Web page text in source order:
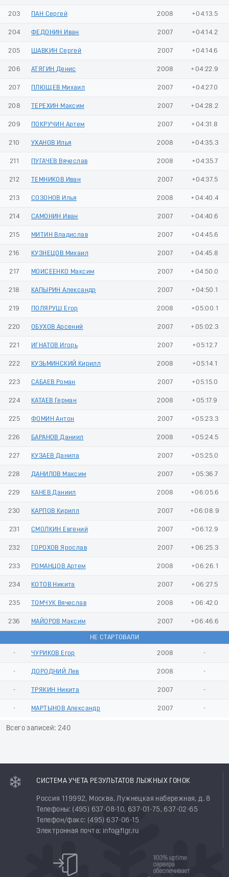
203 ПАН Сергей 2008 +04:13.5
204 ФЕДОНИН Иван 2007 +04:14.2
205 ШАВКИН Сергей 2007 +04:14.6
206 АТЯГИН Денис 2008 +04:22.9
207 ПЛЮЩЕВ Михаил 2007 +04:27.0
208 ТЕРЕХИН Максим 2007 +04:28.2
209 ПОКРУЧИН Артем 2007 +04:31.8
210 УХАНОВ Илья 2008 +04:35.3
211 ПУГАЧЕВ Вячеслав 2008 +04:35.7
212 ТЕМНИКОВ Иван 2007 +04:37.5
213 СОЗОНОВ Илья 2008 +04:40.4
214 САМОНИН Иван 2007 +04:40.6
215 МИТИН Владислав 2007 +04:45.6
216 КУЗНЕЦОВ Михаил 2007 +04:45.8
217 МОИСЕЕНКО Максим 2007 +04:50.0
218 КАПЫРИН Александр 2007 +04:50.1
219 ПОЛЯРУШ Егор 2008 +05:00.1
220 ОБУХОВ Арсений 2007 +05:02.3
221 ИГНАТОВ Игорь 2007 +05:12.7
222 КУЗЬМИНСКИЙ Кирилл 2008 +05:14.1
223 САБАЕВ Роман 2007 +05:15.0
224 КАТАЕВ Герман 2008 +05:17.9
225 ФОМИН Антон 2007 +05:23.3
226 БАРАНОВ Даниил 2008 +05:24.5
227 КУЗАЕВ Данила 2007 +05:25.0
228 ДАНИЛОВ Максим 2007 +05:36.7
229 КАНЕВ Даниил 2008 +06:05.6
230 КАРПОВ Кирилл 2007 +06:08.9
231 СМОЛКИН Евгений 2007 +06:12.9
232 ГОРОХОВ Ярослав 2007 +06:25.3
233 РОМАНЦОВ Артем 2008 +06:26.1
234 КОТОВ Никита 2007 +06:27.5
235 ТОМЧУК Вячеслав 2008 +06:42.0
236 МАЙОРОВ Максим 2007 +06:46.6
НЕ СТАРТОВАЛИ
- ЧУРИКОВ Егор 2008 -
- ДОРОДНИЙ Лев 2008 -
- ТРЯКИН Никита 2007 -
- МАРТЫНОВ Александр 2007 -
Всего записей: 240
СИСТЕМА УЧЕТА РЕЗУЛЬТАТОВ ЛЫЖНЫХ ГОНОК
Россия 119992, Москва, Лужнецкая набережная, д. 8
Телефоны: (495) 637-08-10, 637-01-75, 637-02-65
Телефон/факс: (495) 637-06-15
Электронная почта: info@flgr.ru